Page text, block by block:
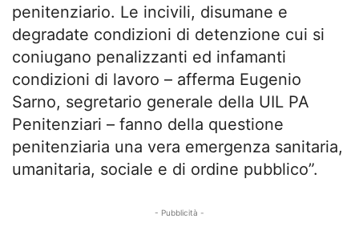
penitenziario. Le incivili, disumane e
degradate condizioni di detenzione cui si
coniugano penalizzanti ed infamanti
condizioni di lavoro – afferma Eugenio
Sarno, segretario generale della UIL PA
Penitenziari – fanno della questione
penitenziaria una vera emergenza sanitaria,
umanitaria, sociale e di ordine pubblico”.
- Pubblicità -